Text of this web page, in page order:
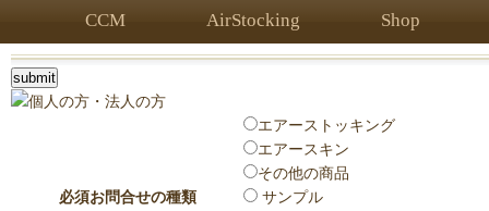
CCM AirStocking Shop
必須お問合せの種類
エアーストッキング
エアースキン
その他の商品
サンプル